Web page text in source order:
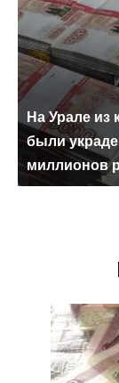
На Урале из
были
миллионов